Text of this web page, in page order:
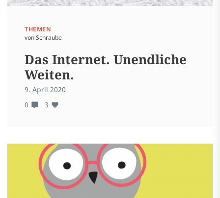
THEMEN
von Schraube
Das Internet. Unendliche
Weiten.
9. April 2020
0
3